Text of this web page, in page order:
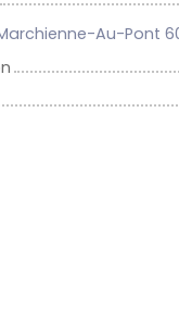
Au-Pont